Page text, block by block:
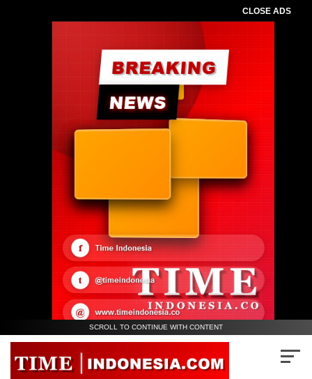
CLOSE ADS
SCROLL TO CONTINUE WITH CONTENT